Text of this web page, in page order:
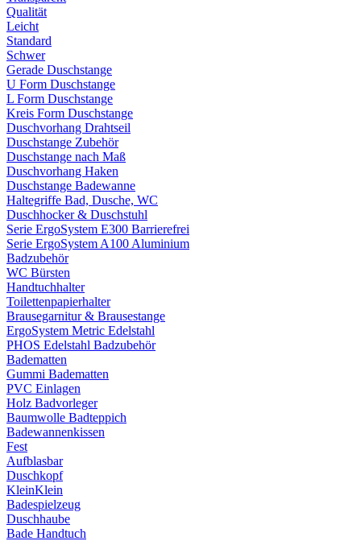
Qualität
Leicht
Standard
Schwer
Gerade Duschstange
U Form Duschstange
L Form Duschstange
Kreis Form Duschstange
Duschvorhang Drahtseil
Duschstange Zubehör
Duschstange nach Maß
Duschvorhang Haken
Duschstange Badewanne
Haltegriffe Bad, Dusche, WC
Duschhocker & Duschstuhl
Serie ErgoSystem E300 Barrierefrei
Serie ErgoSystem A100 Aluminium
Badzubehör
WC Bürsten
Handtuchhalter
Toilettenpapierhalter
Brausegarnitur & Brausestange
ErgoSystem Metric Edelstahl
PHOS Edelstahl Badzubehör
Badematten
Gummi Badematten
PVC Einlagen
Holz Badvorleger
Baumwolle Badteppich
Badewannenkissen
Fest
Aufblasbar
Duschkopf
KleinKlein
Badespielzeug
Duschhaube
Bade Handtuch